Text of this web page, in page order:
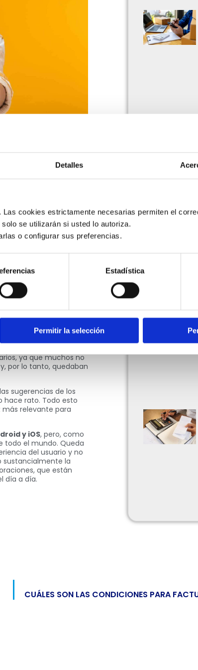
Detalles
cookies estrictamente necesarias permiten el
se utilizarán si usted lo autoriza.
o configurar sus preferencias.
Estadística
Permitir la selección
WhatsApp.
tributario y
sumamente
y prácticamente todo
más utilizadas
programa de
sustancial de su
Hasta ahora, la
al mismo
ingresar a la
misma ya haya
ya que muchos no
por lo tanto, quedaban
sugerencias de los
hace rato. Todo esto
más relevante para
y iOS, pero, como
todo el mundo. Queda
del usuario y no
sustancialmente la
que están
día a día.